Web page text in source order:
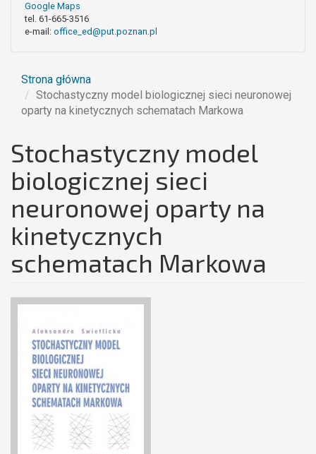
Google Maps
tel. 61-665-3516
e-mail: office_ed@put.poznan.pl
Strona główna
Stochastyczny model biologicznej sieci neuronowej
oparty na kinetycznych schematach Markowa
Stochastyczny model
biologicznej sieci
neuronowej oparty na
kinetycznych
schematach Markowa